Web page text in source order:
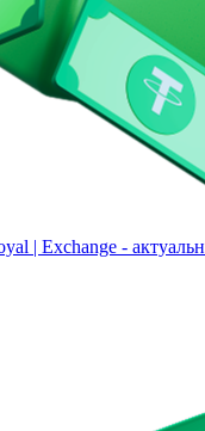
| Exchange -